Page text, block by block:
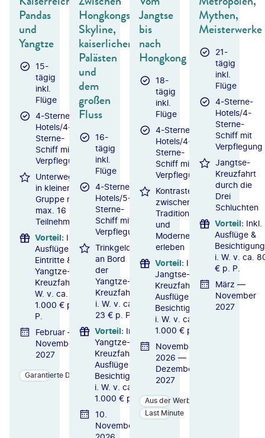
Pandas
und
Yangtze
15-
tägig
inkl.
Flüge
4-Sterne-
Hotels/4-
Sterne-
Schiff mit
Verpflegung
Unterwegs
in kleiner
Gruppe mit
max. 16
Teilnehmern
Vorteil: Inkl.
Ausflüge,
Eintritte &
Yangtze-
Kreuzfahrt i.
W. v. ca.
1.000 € p.
P.
Februar —
November
2027
Garantierte Durchführung
Hongkongs
Skyline,
kaiserlichen
Palästen
und
dem
großen
Fluss
16-
tägig
inkl.
Flüge
4-Sterne-
Hotels/5-
Sterne-
Schiff mit
Verpflegung
Trinkgelder
an Bord
der
Yangtze-
Kreuzfahrt
i. W. v. ca.
23 € p. P.
Vorteil: Inkl.
Yangtze-
Kreuzfahrt,
Ausflüge &
Besichtigungen
i. W. v. ca.
1.000 € p. P.
10.
November
Jangtse
bis
nach
Hongkong
18-
tägig
inkl.
Flüge
4-Sterne-
Hotels/4-
Sterne-
Schiff mit
Verpflegung
Kontraste
zwischen
Tradition
und
Moderne
erleben
Vorteil: Inkl.
Jangtse-
Kreuzfahrt,
Ausflüge &
Besichtigungen
i. W. v. ca.
1.000 € p. P.
November
2026 —
Dezember
2027
Aus der Werbung
Last Minute
Mythen,
Meisterwerke
21-
tägig
inkl.
Flüge
4-Sterne-
Hotels/4-
Sterne-
Schiff mit
Verpflegung
Jangtse-
Kreuzfahrt
durch die
Drei
Schluchten
Vorteil: Inkl.
Ausflüge &
i. W. v. ca.
€ p. P.
März —
November
2027